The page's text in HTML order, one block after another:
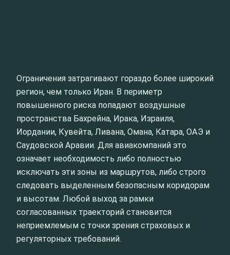
Ограничения затрагивают гораздо более широкий
регион, чем только Иран. В периметр
повышенного риска попадают воздушные
пространства Бахрейна, Ирака, Израиля,
Иордании, Кувейта, Ливана, Омана, Катара, ОАЭ и
Саудовской Аравии. Для авиакомпаний это
означает необходимость либо полностью
исключать эти зоны из маршрутов, либо строго
следовать выделенным безопасным коридорам
и высотам. Любой выход за рамки
согласованных траекторий становится
неприемлемым с точки зрения страховых и
регуляторных требований.